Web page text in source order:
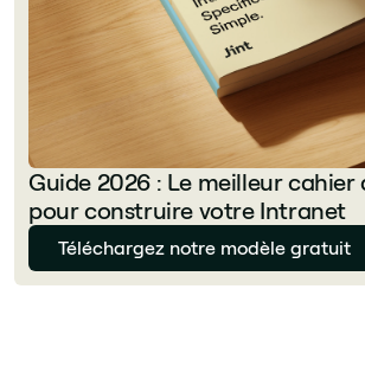
Guide 2026 : Le meilleur cahier
pour construire votre Intranet
Téléchargez notre modèle gratuit